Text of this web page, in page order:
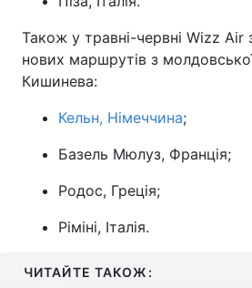
Також у травні-червні Wizz Air
нових маршрутів з
Кишинева:
Кельн, Німеччина;
Базель Мюлуз, Франція;
Родос, Греція;
Ріміні, Італія.
ЧИТАЙТЕ ТАКОЖ: